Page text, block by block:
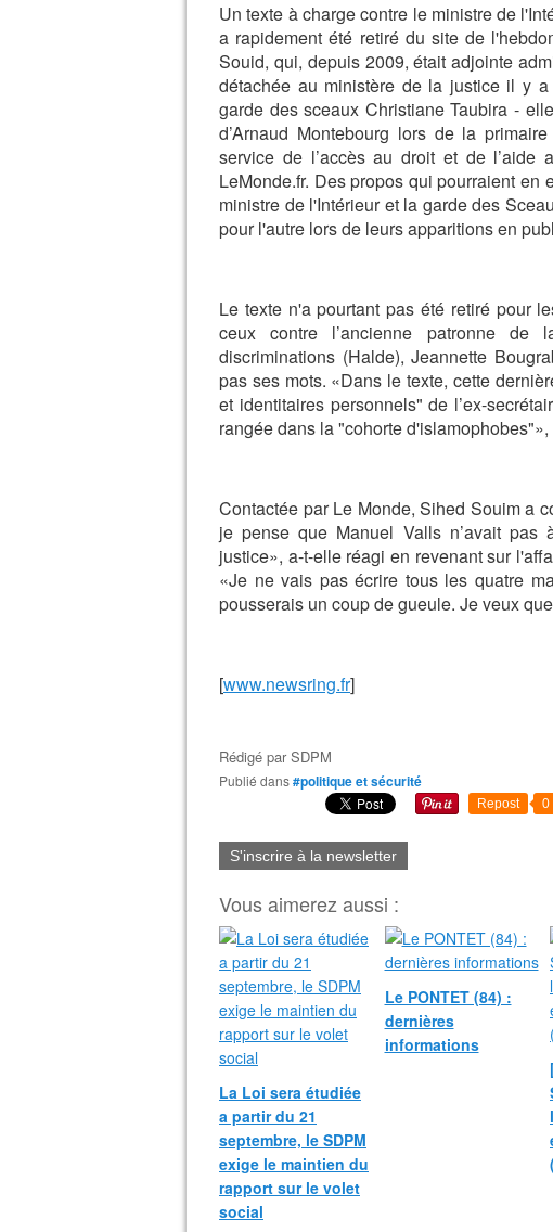
Un texte à charge contre le ministre de
a rapidement été retiré du site de
Souid, qui, depuis 2009, était adjointe
détachée au ministère de la justice il y
garde des sceaux Christiane Taubira -
d’Arnaud Montebourg lors de la
service de l’accès au droit et de l’aide
LeMonde.fr. Des propos qui pourraient
ministre de l'Intérieur et la garde des
pour l'autre lors de leurs apparitions en
Le texte n'a pourtant pas été retiré pour
ceux contre l’ancienne patronne
discriminations (Halde), Jeannette
pas ses mots. «Dans le texte, cette
et identitaires personnels" de l’ex-
rangée dans la "cohorte
Contactée par Le Monde, Sihed Souim a
je pense que Manuel Valls n’avait
justice», a-t-elle réagi en revenant sur
«Je ne vais pas écrire tous les quatre
pousserais un coup de gueule. Je veux
[www.newsring.fr]
Rédigé parSDPM
Publié dans#politique et sécurité
Repost 0
S'inscrire à la newsletter
Vous aimerez aussi :
La Loi sera étudiée
a partir du 21
septembre, le SDPM
exige le maintien du
rapport sur le volet
social
Le PONTET (84) :
dernières
informations